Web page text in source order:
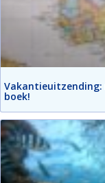
Vakantieuitzending:
boek!